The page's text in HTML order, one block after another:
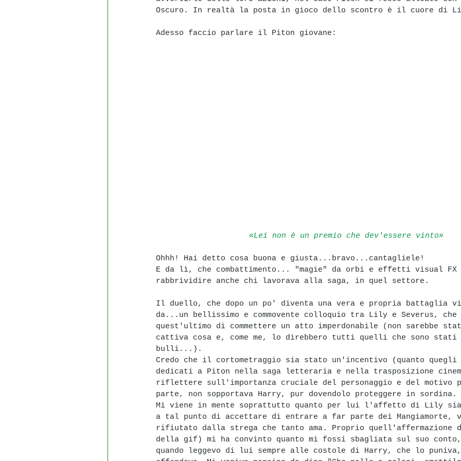
Oscuro. In realtà la posta in gioco dello scontro è il cuore di
Adesso faccio parlare il Piton giovane:
«Lei non è un premio che dev'essere vinto»
Ohhh! Hai detto cosa buona e giusta...bravo...cantagliele!
E da lì, che combattimento... "magie" da orbi e effetti visual
rabbrividire anche chi lavorava alla saga, in quel settore.
Il duello, che dopo un po' diventa una vera e propria battaglia
da...un bellissimo e commovente colloquio tra Lily e Severus,
quest'ultimo di commettere un atto imperdonabile (non sarebbe
cattiva cosa e, come me, lo direbbero tutti quelli che sono
bulli...).
Credo che il cortometraggio sia stato un'incentivo (quanto quegli
dedicati a Piton nella saga letteraria e nella trasposizione
riflettere sull'importanza cruciale del personaggio e del motivo
parte, non sopportava Harry, pur dovendolo proteggere in sordina.
Mi viene in mente soprattutto quanto per lui l'affetto di Lily
a tal punto di accettare di entrare a far parte dei Mangiamorte,
rifiutato dalla strega che tanto ama. Proprio
della gif) mi ha convinto quanto mi fossi sbagliata sul suo
quando leggevo di lui sempre alle costole di Harry, che lo